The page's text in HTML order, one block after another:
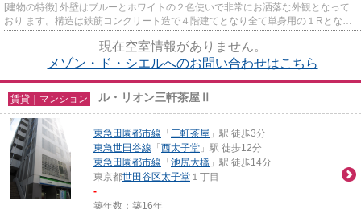
[建物の特徴] 外壁はブルーとホワイトの２色使いで非常にお洒落な外観となって
おり ます。構造は鉄筋コンクリート造で４階建てとなり全て単身用の１Rとなっ
ております。人気のバス・ト...
現在空室情報がありません。
メゾン・ド・シエルへのお問い合わせはこちら
賃貸｜マンション ル・リオン三軒茶屋Ⅱ
東急田園都市線 「三軒茶屋 」駅 徒歩3分
東急世田谷線 「西太子堂 」駅 徒歩12分
東急田園都市線 「池尻大橋 」駅 徒歩14分
東京都世田谷区太子堂 １丁目
-
築年数：築16年